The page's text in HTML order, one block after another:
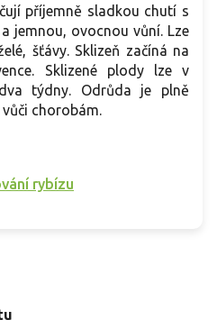
příjemně sladkou chutí s
jemnou, ovocnou vůní. Lze
šťávy. Sklizeň začíná na
Sklizené plody lze v
týdny. Odrůda je plně
chorobám.
rybízu